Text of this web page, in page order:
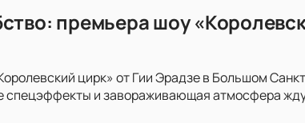
премьера шоу
цирк» от Гии Эрадзе в Большом
и завораживающая атмосфера